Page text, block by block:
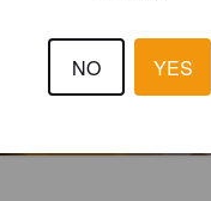
NO YES